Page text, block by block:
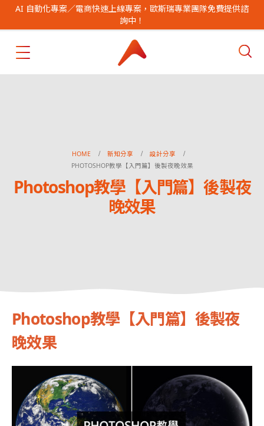
AI 自動化專案／電商快速上線專案，歐斯瑞專業團隊免費提供諮
詢中！
HOME 新知分享
設計分享
PHOTOSHOP教學【入門篇】後製夜晚效果
Photoshop教學【入門篇】後製夜
晚效果
Photoshop教學【入門篇】後製夜
晚效果